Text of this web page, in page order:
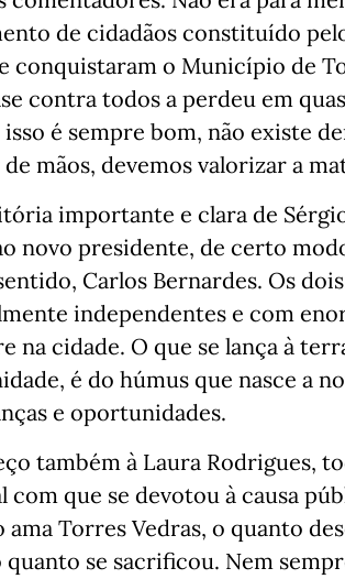
de cidadãos constituído
conquistaram o Município de
contra todos a perdeu em
é sempre bom, não existe
mãos, devemos valorizar a
importante e clara de
novo presidente, de certo
Carlos Bernardes. Os
independentes e com
na cidade. O que se lança à
é do húmus que nasce a
e oportunidades.
também à Laura Rodrigues,
com que se devotou à causa
ama Torres Vedras, o quanto
quanto se sacrificou. Nem